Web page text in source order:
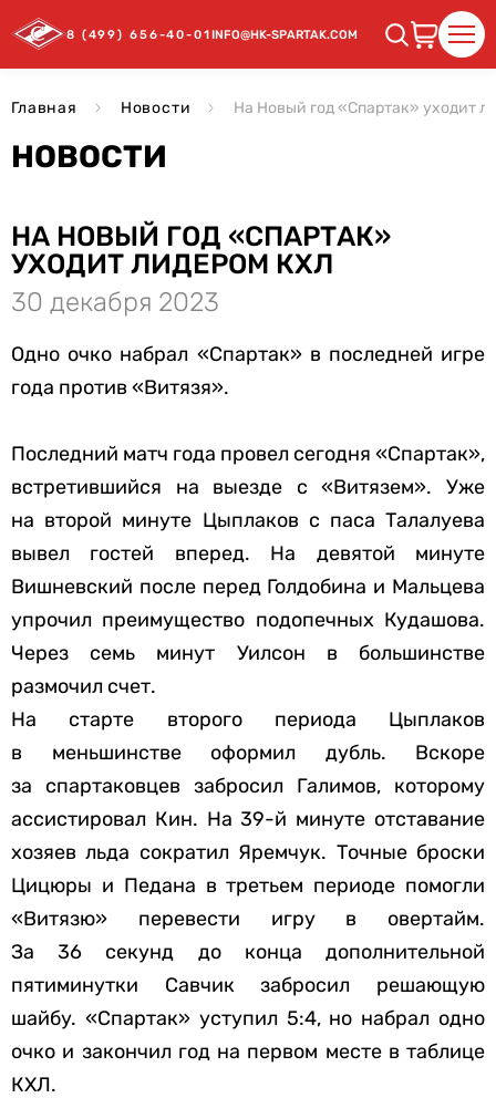
8 (499) 656-40-01INFO@HK-SPARTAK.COM
Главная Новости На Новый год «Спартак» уходит
НОВОСТИ
НА НОВЫЙ ГОД «СПАРТАК»
УХОДИТ ЛИДЕРОМ КХЛ
30 декабря 2023
Одно очко набрал «Спартак» в последней игре
года против «Витязя».
Последний матч года провел сегодня «Спартак»,
встретившийся на выезде с «Витязем». Уже
на второй минуте Цыплаков с паса Талалуева
вывел гостей вперед. На девятой минуте
Вишневский после перед Голдобина и Мальцева
упрочил преимущество подопечных Кудашова.
Через семь минут Уилсон в большинстве
размочил счет.
На старте второго периода Цыплаков
в меньшинстве оформил дубль. Вскоре
за спартаковцев забросил Галимов, которому
ассистировал Кин. На 39-й минуте отставание
хозяев льда сократил Яремчук. Точные броски
Цицюры и Педана в третьем периоде помогли
«Витязю» перевести игру в овертайм.
За 36 секунд до конца дополнительной
пятиминутки Савчик забросил решающую
шайбу. «Спартак» уступил 5:4, но набрал одно
очко и закончил год на первом месте в таблице
КХЛ.